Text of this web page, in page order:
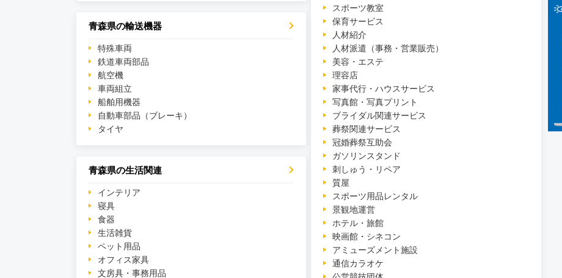
青森県の輸送機器
特殊車両
鉄道車両部品
航空機
車両組立
船舶用機器
自動車部品（ブレーキ）
タイヤ
青森県の生活関連
インテリア
寝具
食器
生活雑貨
ペット用品
オフィス家具
文房具・事務用品
スポーツ教室
保育サービス
人材紹介
人材派遣（事務・営業販売）
美容・エステ
理容店
家事代行・ハウスサービス
写真館・写真プリント
ブライダル関連サービス
葬祭関連サービス
冠婚葬祭互助会
ガソリンスタンド
刺しゅう・リペア
質屋
スポーツ用品レンタル
景観地運営
ホテル・旅館
映画館・シネコン
アミューズメント施設
通信カラオケ